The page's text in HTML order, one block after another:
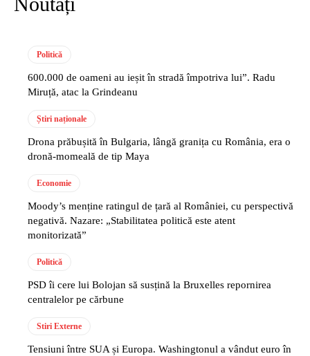
Politică
600.000 de oameni au ieșit în stradă împotriva lui”. Radu
Miruță, atac la Grindeanu
Știri naționale
Drona prăbușită în Bulgaria, lângă granița cu România, era o
dronă-momeală de tip Maya
Economie
Moody’s menține ratingul de țară al României, cu perspectivă
negativă. Nazare: „Stabilitatea politică este atent
monitorizată”
Politică
PSD îi cere lui Bolojan să susțină la Bruxelles repornirea
centralelor pe cărbune
Stiri Externe
Tensiuni între SUA și Europa. Washingtonul a vândut euro în